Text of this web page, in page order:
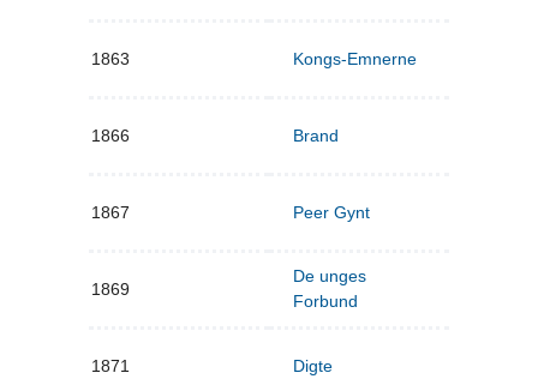
1863 Kongs-Emnerne
1866 Brand
1867 Peer Gynt
1869
De unges
Forbund
1871 Digte